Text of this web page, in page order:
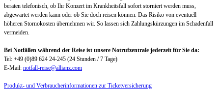
beraten telefonisch, ob Ihr Konzert im Krankheitsfall sofort storniert werden muss,
abgewartet werden kann oder ob Sie doch reisen können. Das Risiko von eventuell
höheren Stornokosten übernehmen wir. So lassen sich Zahlungskürzungen im Schadenfall
vermeiden.
Bei Notfällen während der Reise ist unsere Notrufzentrale jederzeit für Sie da:
Tel: +49 (0)89 624 24-245 (24 Stunden / 7 Tage)
E-Mail: notfall-reise@allianz.com
Produkt- und Verbraucherinformationen zur Ticketversicherung